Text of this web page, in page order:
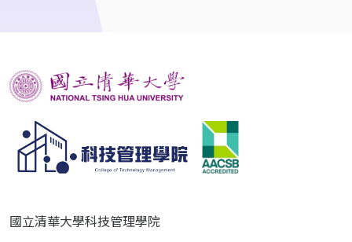
國立清華大學科技管理學院